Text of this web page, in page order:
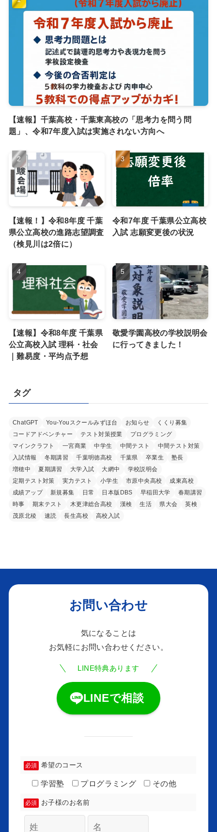
【速報】千葉高校・千葉東高校の「思考力を問う問
題」、令和7年度入試は実施されない方向へ
【速報！】令和8年度 千葉
県公立高校の進路志望調査
（検見川は2倍に）
令和7年度 千葉県公立高校
入試 志願変更後の状況
【速報】令和8年度 千葉県
公立高校入試 理科・社会
｜難易度・平均点予想
敬愛学園高校の学校説明会
に行ってきました！
タグ
ChatGPT You-Youスクールみずほ台 お知らせ
くくり募集
コードアドベンチャー
テスト対策授業
プログラミング
マインクラフト
一宮商業 中学生 中間テスト
中間テスト対策
入試情報
冬期講習 千葉明徳高校 千葉県 卒業生
塾長
増穂中
夏期講習 大学入試 大網中
学校説明会
定期テスト対策
実力テスト 小学生 市原中央高校
成東高校
成績アップ
新規募集 日常 日本版DBS 早稲田大学
春期講習
時事
期末テスト 木更津総合高校 漢検 生活 県大会
英検
茂原北稜
速読 長生高校 高校入試
お問い合わせ
気になることは
お気軽にお問い合わせください。
LINE特典あります
LINEで相談
必須 希望のコース
学習塾 プログラミング その他
必須 お子様のお名前